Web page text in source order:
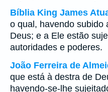
Bíblia King James
o qual, havendo subido
Deus; e a Ele estão
autoridades e poderes.
João Ferreira de
que está à destra de
havendo-se-lhe